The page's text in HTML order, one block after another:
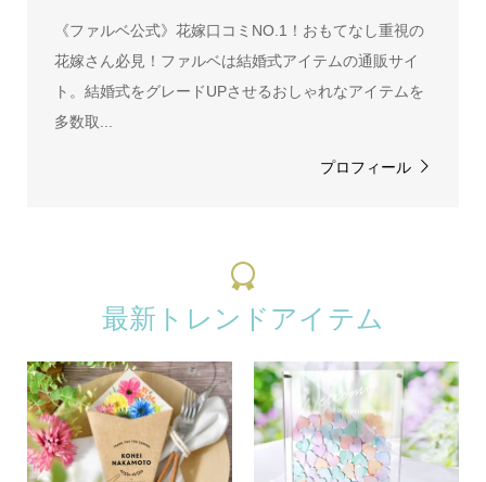
《ファルベ公式》花嫁口コミNO.1！おもてなし重視の
花嫁さん必見！ファルベは結婚式アイテムの通販サイ
ト。結婚式をグレードUPさせるおしゃれなアイテムを
多数取...
プロフィール
最新トレンドアイテム